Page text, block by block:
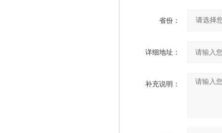
省份：
详细地址：
补充说明：